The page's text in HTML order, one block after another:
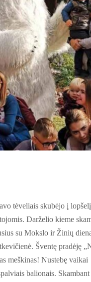
tėveliais skubėjo į
Darželio kieme
su Mokslo ir Žinių
Šventę pradėję
meškinas! Nustebę vaikai
balionais.